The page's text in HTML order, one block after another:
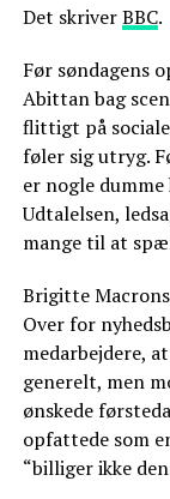
Det skriverBBC.
Før søndagens
Abittan bag
flittigt på
føler sig utryg.
er nogle
Udtalelsen,
mange til at
Brigitte
Over for
medarbejdere,
generelt, men
ønskede
opfattede som
“billiger ikke